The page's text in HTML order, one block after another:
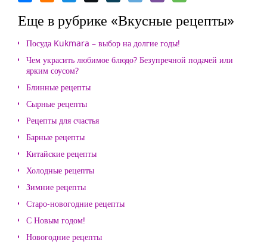
Еще в рубрике «Вкусные рецепты»
Посуда Kukmara – выбор на долгие годы!
Чем украсить любимое блюдо? Безупречной подачей или
ярким соусом?
Блинные рецепты
Сырные рецепты
Рецепты для счастья
Барные рецепты
Китайские рецепты
Холодные рецепты
Зимние рецепты
Старо-новогодние рецепты
С Новым годом!
Новогодние рецепты